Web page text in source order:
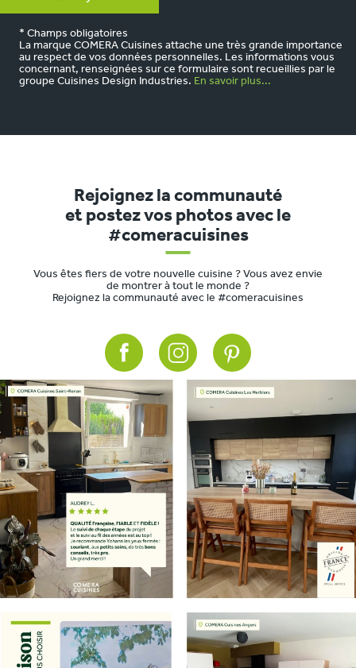
* Champs obligatoires
La marque COMERA Cuisines attache une très grande importance
au respect de vos données personnelles. Les informations vous
concernant, renseignées sur ce formulaire sont recueillies par le
groupe Cuisines Design Industries. En savoir plus...
Rejoignez la communauté
et postez vos photos avec le
#comeracuisines
Vous êtes fiers de votre nouvelle cuisine ? Vous avez envie
de montrer à tout le monde ?
Rejoignez la communauté avec le #comeracuisines